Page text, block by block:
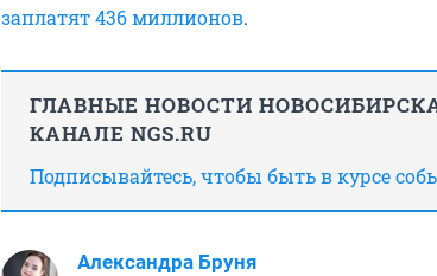
заплатят 436 миллионов.
ГЛАВНЫЕ НОВОСТИ
КАНАЛЕ NGS.RU
Подписывайтесь, чтобы быть в курсе
Александра Бруня